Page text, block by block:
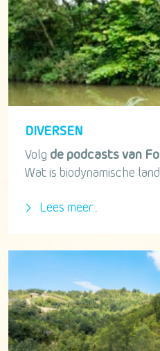
DIVERSEN
Volg de podcasts van
Wat is biodynamische
Lees meer...